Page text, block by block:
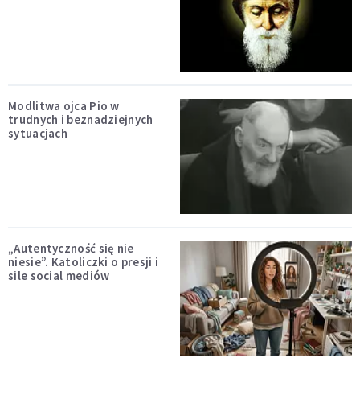
Modlitwa ojca Pio w
trudnych i beznadziejnych
sytuacjach
„Autentyczność się nie
niesie”. Katoliczki o presji i
sile social mediów